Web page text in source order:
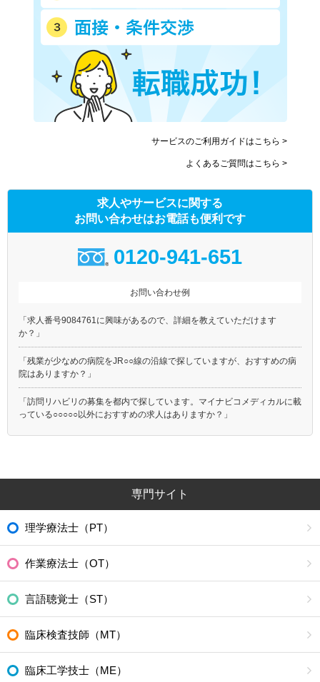
サービスのご利用ガイドはこちら >
よくあるご質問はこちら >
求人やサービスに関する
お問い合わせはお電話も便利です
0120-941-651
お問い合わせ例
「求人番号9084761に興味があるので、詳細を教えていただけます
か？」
「残業が少なめの病院をJR○○線の沿線で探していますが、おすすめの病
院はありますか？」
「訪問リハビリの募集を都内で探しています。マイナビコメディカルに載
っている○○○○○以外におすすめの求人はありますか？」
専門サイト
理学療法士（PT）
作業療法士（OT）
言語聴覚士（ST）
臨床検査技師（MT）
臨床工学技士（ME）